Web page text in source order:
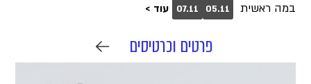
במה ראשית 05.11
07.11 עוד >
פרטים וכרטיסים